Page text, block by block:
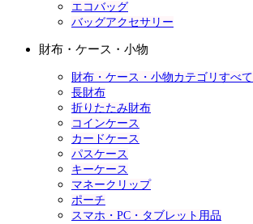
エコバッグ
バッグアクセサリー
財布・ケース・小物
財布・ケース・小物カテゴリすべて
長財布
折りたたみ財布
コインケース
カードケース
パスケース
キーケース
マネークリップ
ポーチ
スマホ・PC・タブレット用品